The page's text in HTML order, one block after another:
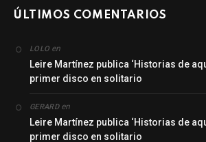
ÚLTIMOS COMENTARIOS
LOLO en
Leire Martínez publica ‘Historias de
primer disco en solitario
GERARDen
Leire Martínez publica ‘Historias de
primer disco en solitario